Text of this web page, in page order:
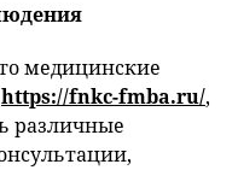
медицинские
https://fnkc-fmba.ru/,
различные